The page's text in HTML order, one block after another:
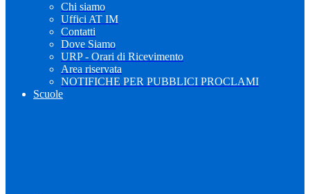
Chi siamo
Uffici AT IM
Contatti
Dove Siamo
URP - Orari di Ricevimento
Area riservata
NOTIFICHE PER PUBBLICI PROCLAMI
Scuole